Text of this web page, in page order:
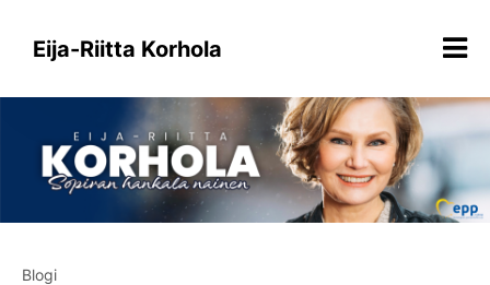
sisältöönEija-Riitta Korhola
Blogi